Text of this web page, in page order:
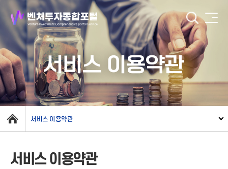
서비스 이용약관
서비스 이용약관
서비스 이용약관